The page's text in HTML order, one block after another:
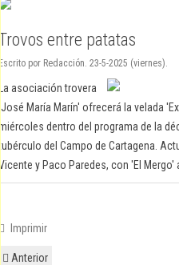
Trovos entre patatas
Escrito por Redacción. 23-5-2025 (viernes).
La asociación trovera
'José María Marín' ofrecerá la velada
miércoles dentro del programa de la
tubérculo del Campo de Cartagena.
Vicente y Paco Paredes, con 'El
Imprimir
Anterior